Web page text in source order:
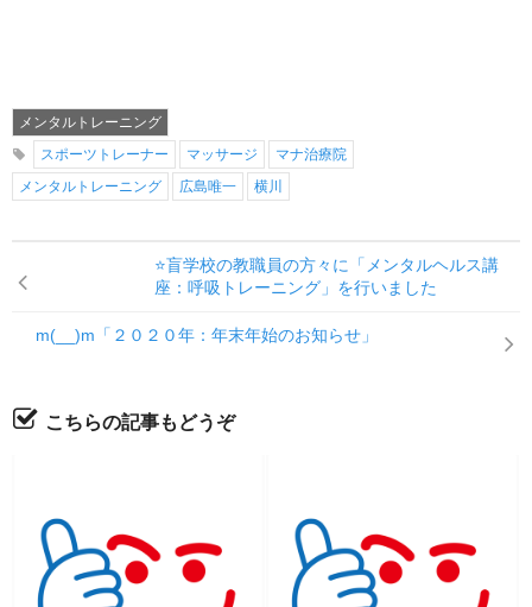
メンタルトレーニング
スポーツトレーナー
マッサージ
マナ治療院
メンタルトレーニング
広島唯一 横川
⭐盲学校の教職員の方々に「メンタルヘルス講
座：呼吸トレーニング」を行いました
m(__)m「２０２０年：年末年始のお知らせ」
こちらの記事もどうぞ